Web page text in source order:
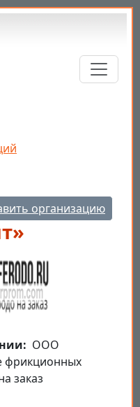
организацию
ООО
фрикционных
заказ